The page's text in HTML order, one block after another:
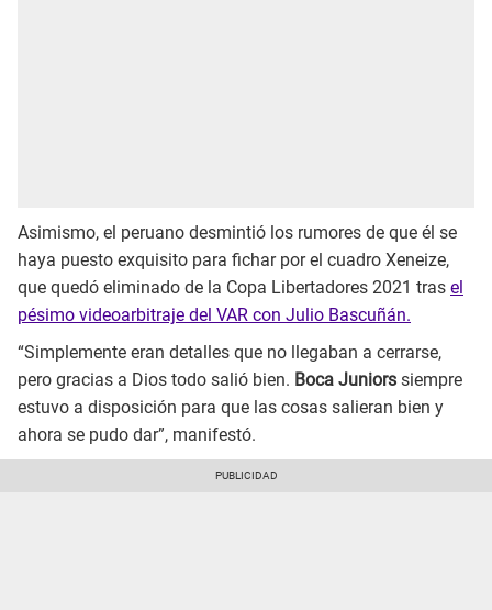
Asimismo, el peruano desmintió los rumores de que él se
haya puesto exquisito para fichar por el cuadro Xeneize,
que quedó eliminado de la Copa Libertadores 2021 tras el
pésimo videoarbitraje del VAR con Julio Bascuñán.
“Simplemente eran detalles que no llegaban a cerrarse,
pero gracias a Dios todo salió bien. Boca Juniors siempre
estuvo a disposición para que las cosas salieran bien y
ahora se pudo dar”, manifestó.